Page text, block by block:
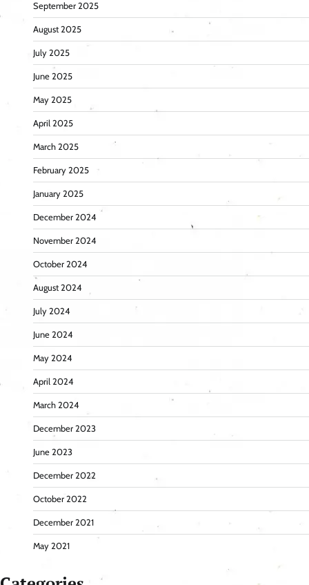
September 2025
August 2025
July 2025
June 2025
May 2025
April 2025
March 2025
February 2025
January 2025
December 2024
November 2024
October 2024
August 2024
July 2024
June 2024
May 2024
April 2024
March 2024
December 2023
June 2023
December 2022
October 2022
December 2021
May 2021